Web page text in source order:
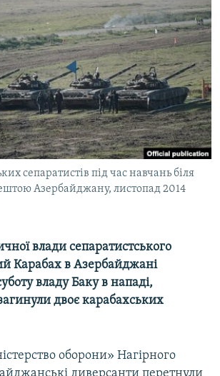
КРИМУ
RL
сепаратистів під час навчань біля
Азербайджану, листопад 2014
влади сепаратистського
Карабах в Азербайджані
владу Баку в нападі,
двоє карабахських
оборони» Нагірного